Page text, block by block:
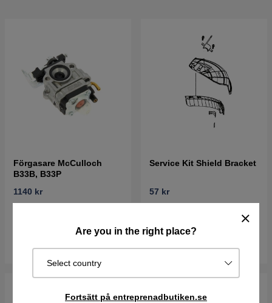
Are you in the right place?
Select country
Fortsätt på entreprenadbutiken.se
Förgasare McCulloch
B33B, B33P
1140 kr
Service Kit Shield Bracket
57 kr